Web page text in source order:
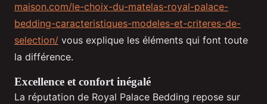
maison.com/le-choix-du-matelas-royal-palace-
bedding-caracteristiques-modeles-et-criteres-de-
selection/ vous explique les éléments qui font toute
la différence.
Excellence et confort inégalé
La réputation de Royal Palace Bedding repose sur